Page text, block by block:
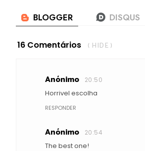
16 Comentários ( HIDE )
Anónimo 20:50
Horrivel escolha
RESPONDER
Anónimo 20:54
The best one!